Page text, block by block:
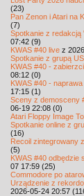
(23)
Pan Zenon i Atari na
(7)
Spotkanie z redakcją
07:42 (9)
KWAS #40 live z
Spotkanie z grupą
KWAS #40 -
08:12 (0)
KWAS #40 -
17:15 (1)
Sceny z demosceny
06-19 22:08 (0)
Atari Floppy Image
Spotkanie online z
(16)
Recoil zintegrowany
(5)
KWAS #40 odbędzie
07 17:59 (25)
Commodore po
Urządzenie z
2026-05-24 20:57